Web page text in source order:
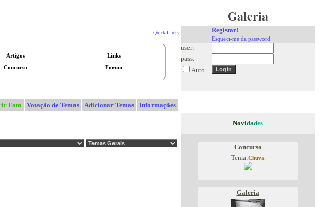
Quick-Links
Artigos Links
Concurso Forum
Foto Votação de Temas Adicionar Temas Informações
Galeria
Registar!
Esqueci-me da password
user:
pass:
Auto
Novidades
Concurso
Tema:Chuva
Galeria